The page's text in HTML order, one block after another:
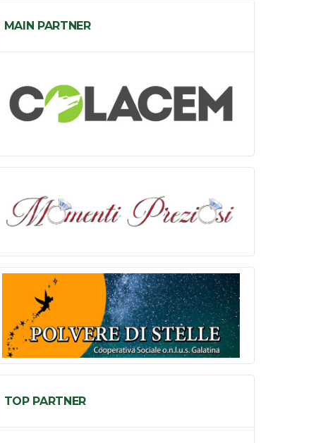
MAIN PARTNER
TOP PARTNER